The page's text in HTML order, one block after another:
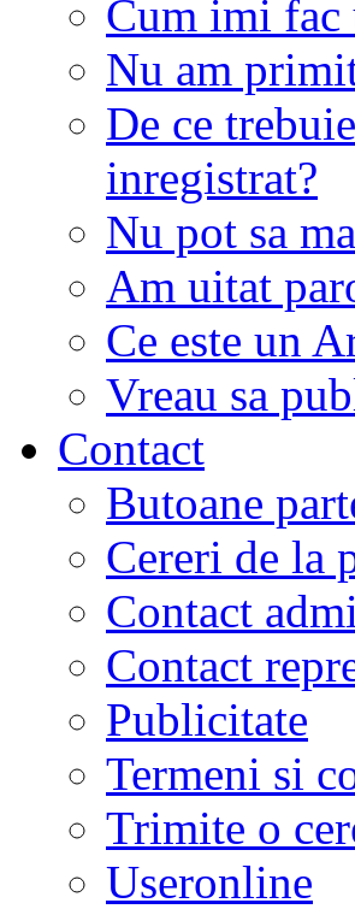
Cum imi fac
Nu am
De ce
inregistrat?
Nu pot sa
Am uitat
Ce este un
Vreau sa
Contact
Butoane
Cereri de la
Contact
Contact
Publicitate
Termeni si
Trimite o
Useronline